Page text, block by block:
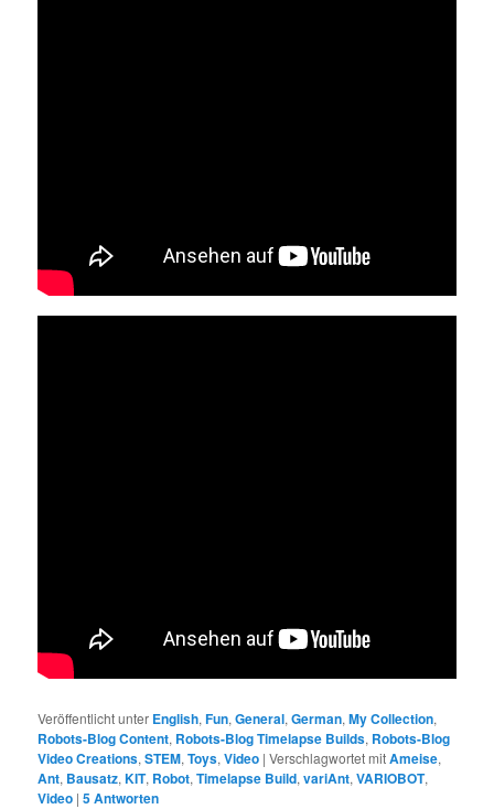
Veröffentlicht unter English,Fun,General,German,My Collection,
Robots-Blog Content, Robots-Blog Timelapse Builds, Robots-Blog
Video Creations,STEM,Toys,Video |Verschlagwortet mitAmeise,
Ant, Bausatz,KIT, Robot,Timelapse Build,variAnt,VARIOBOT,
Video |5Antworten